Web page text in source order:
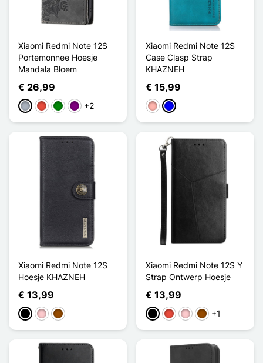
Xiaomi Redmi Note 12S
Portemonnee Hoesje
Mandala Bloem
€ 26,99
GrijsRoodGroenPurper
+2
Xiaomi Redmi Note 12S
Case Clasp Strap
KHAZNEH
€ 15,99
Rose Goud
Blauw
Xiaomi Redmi Note 12S
Hoesje KHAZNEH
€ 13,99
ZwartRozeBruin
Xiaomi Redmi Note 12S Y
Strap Ontwerp Hoesje
€ 13,99
ZwartRoodRozeBruin+1